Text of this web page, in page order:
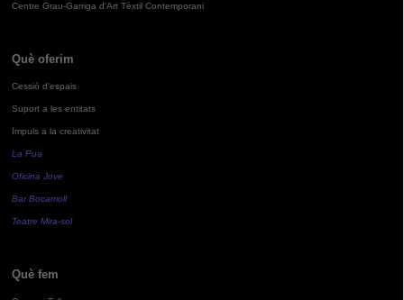
Centre Grau-Garriga d'Art Tèxtil Contemporani
Què oferim
Cessió d'espais
Suport a les entitats
Impuls a la creativitat
La Pua
Oficina Jove
Bar Bocamoll
Teatre Mira-sol
Què fem